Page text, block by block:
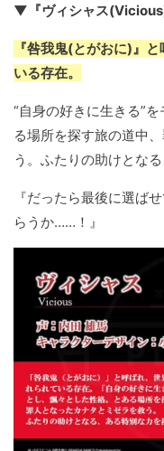
▼『ヴィシャス
『咎我鬼(とがおに)』
いる存在。
“自身の好きに生きる”
る場所を探す旅の道中
う。ふたりの助けとな
『だったら最後に選ば
らうか……！』